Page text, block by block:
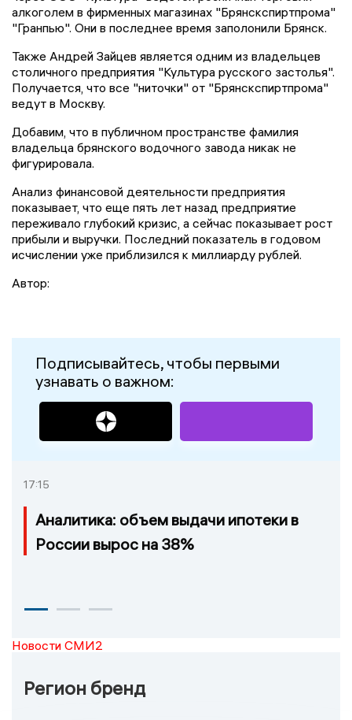
алкоголем в фирменных магазинах "Брянскспиртпрома"
"Гранпью". Они в последнее время заполонили Брянск.
Также Андрей Зайцев является одним из владельцев
столичного предприятия "Культура русского застолья".
Получается, что все "ниточки" от "Брянскспиртпрома"
ведут в Москву.
Добавим, что в публичном пространстве фамилия
владельца брянского водочного завода никак не
фигурировала.
Анализ финансовой деятельности предприятия
показывает, что еще пять лет назад предприятие
переживало глубокий кризис, а сейчас показывает рост
прибыли и выручки. Последний показатель в годовом
исчислении уже приблизился к миллиарду рублей.
Автор:
Подписывайтесь, чтобы первыми
узнавать о важном:
17:15
Аналитика: объем выдачи ипотеки в
России вырос на 38%
Новости СМИ2
Регион бренд